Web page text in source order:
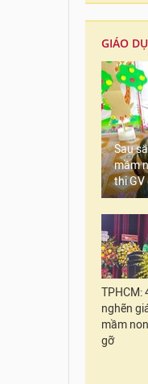
GIÁO
Sau
mầm
thi
TPHCM:
nghẽn
mầm
gỡ